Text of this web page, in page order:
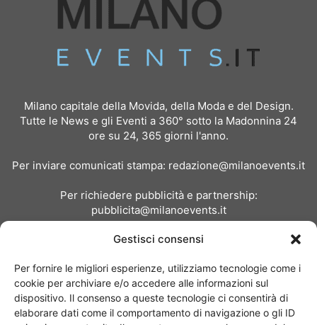
Gestisci consensi
Per fornire le migliori esperienze, utilizziamo tecnologie come i
cookie per archiviare e/o accedere alle informazioni sul
dispositivo. Il consenso a queste tecnologie ci consentirà di
elaborare dati come il comportamento di navigazione o gli ID
Milano capitale della Movida, della Moda e del Design.
Tutte le News e gli Eventi a 360° sotto la Madonnina 24
ore su 24, 365 giorni l'anno.
Per inviare comunicati stampa: redazione@milanoevents.it
Per richiedere pubblicità e partnership:
pubblicita@milanoevents.it